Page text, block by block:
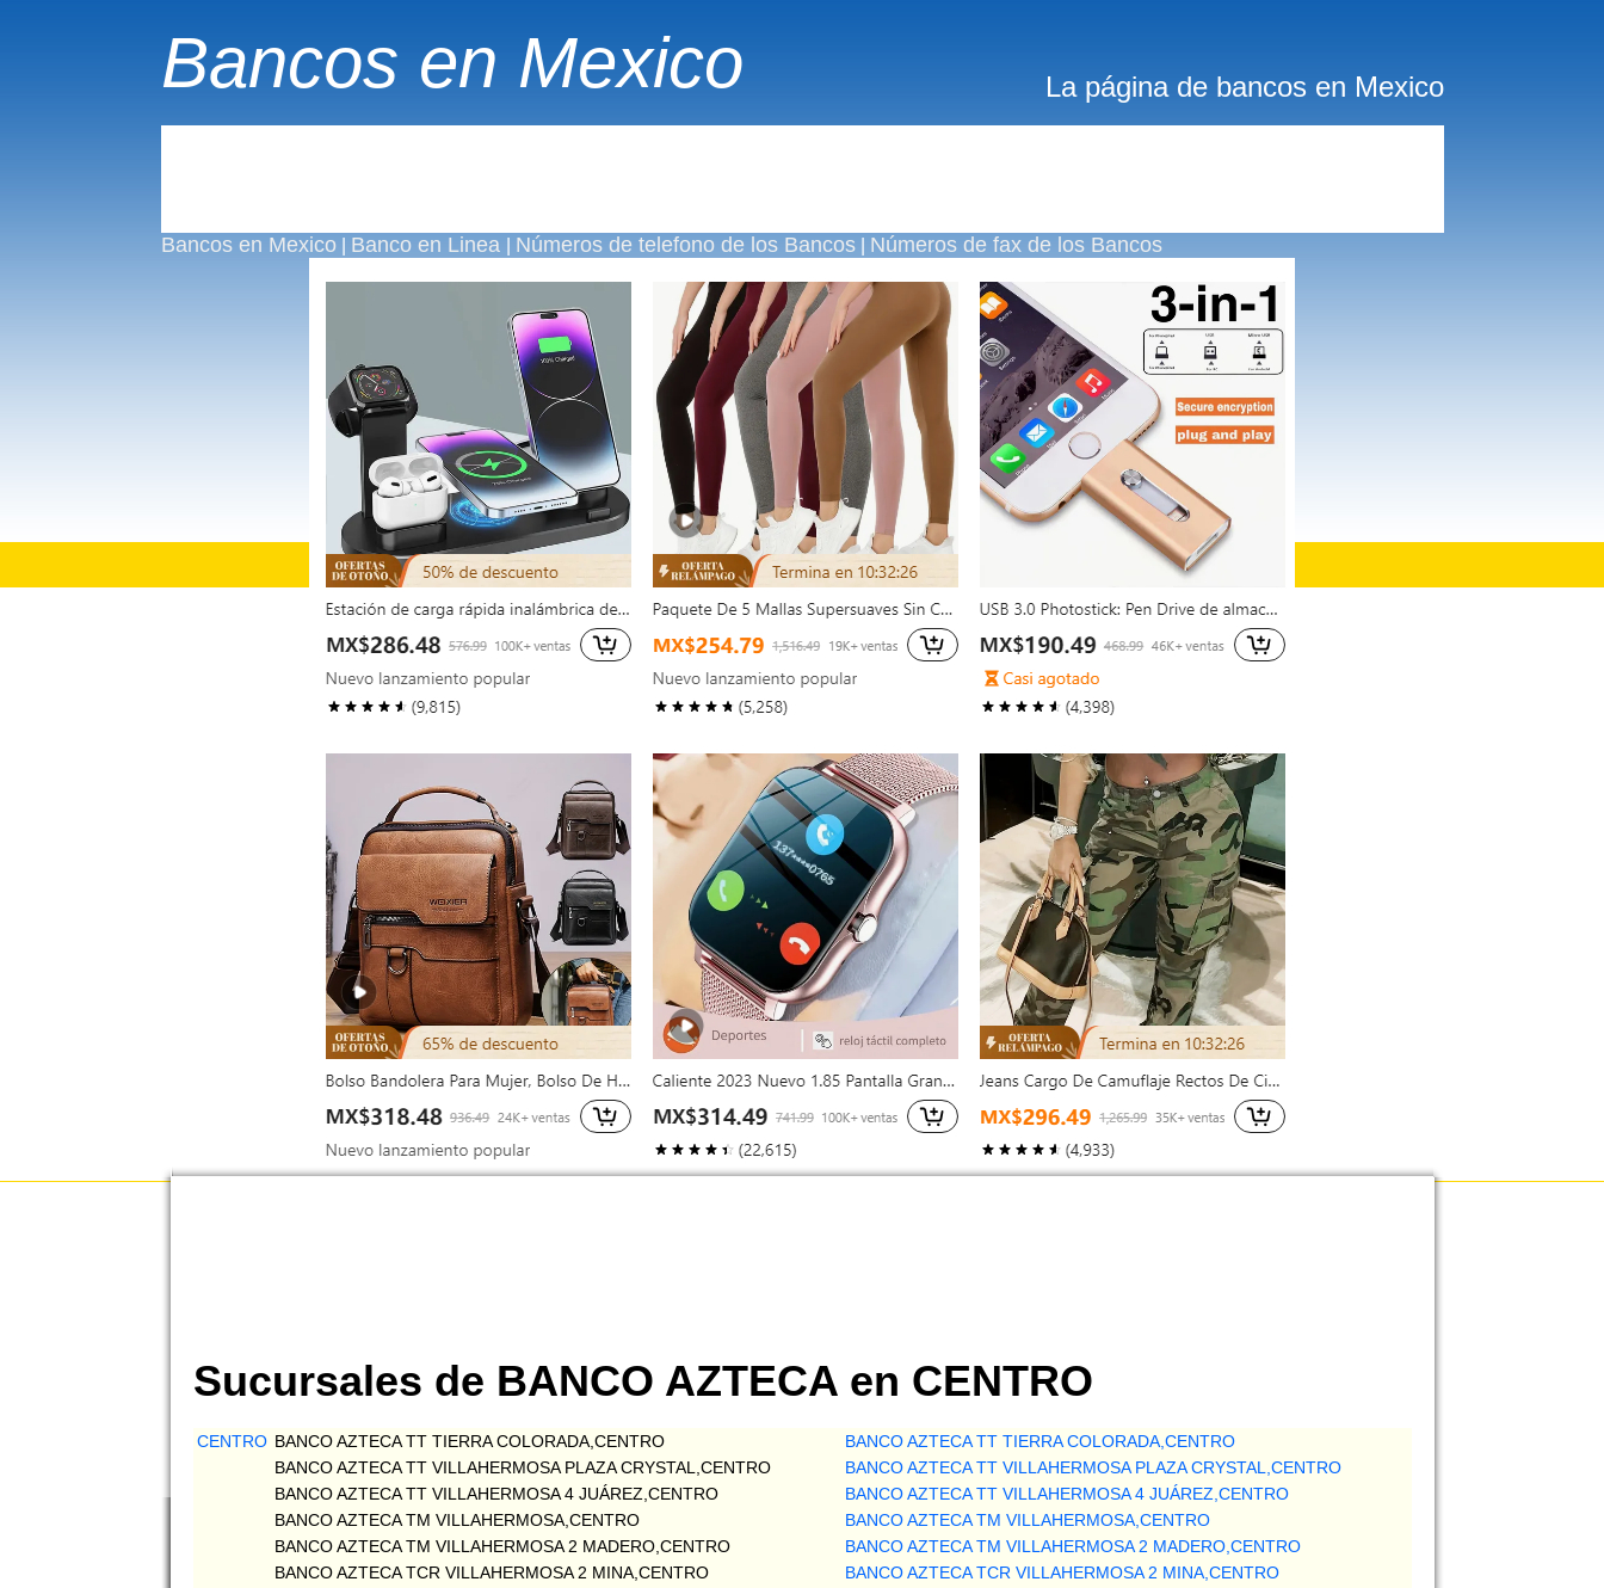
Bancos en Mexico La página de bancos en Mexico
Bancos en Mexico| Banco en Linea Números de telefono de los Bancos| Números de fax de los Bancos
Sucursales de BANCO AZTECA en CENTRO
CENTRO BANCO AZTECA TT TIERRA COLORADA,CENTRO
BANCO AZTECA TT TIERRA COLORADA,CENTRO
BANCO AZTECA TT VILLAHERMOSA PLAZA CRYSTAL,CENTRO
BANCO AZTECA TT VILLAHERMOSA PLAZA CRYSTAL,CENTRO
BANCO AZTECA TT VILLAHERMOSA 4 JUÁREZ,CENTRO
BANCO AZTECA TT VILLAHERMOSA 4 JUÁREZ,CENTRO
BANCO AZTECA TM VILLAHERMOSA,CENTRO
BANCO AZTECA TM VILLAHERMOSA,CENTRO
BANCO AZTECA TM VILLAHERMOSA 2 MADERO,CENTRO
BANCO AZTECA TM VILLAHERMOSA 2 MADERO,CENTRO
BANCO AZTECA TCR VILLAHERMOSA 2 MINA,CENTRO
BANCO AZTECA TCR VILLAHERMOSA 2 MINA,CENTRO